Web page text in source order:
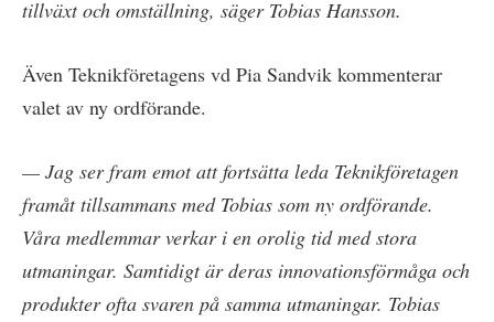
tillväxt och omställning, säger Tobias Hansson.
Även Teknikföretagens vd Pia Sandvik kommenterar
valet av ny ordförande.
— Jag ser fram emot att fortsätta leda Teknikföretagen
framåt tillsammans med Tobias som ny ordförande.
Våra medlemmar verkar i en orolig tid med stora
utmaningar. Samtidigt är deras innovationsförmåga och
produkter ofta svaren på samma utmaningar. Tobias